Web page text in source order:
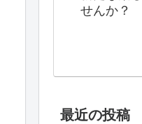
せんか？
最近の投稿